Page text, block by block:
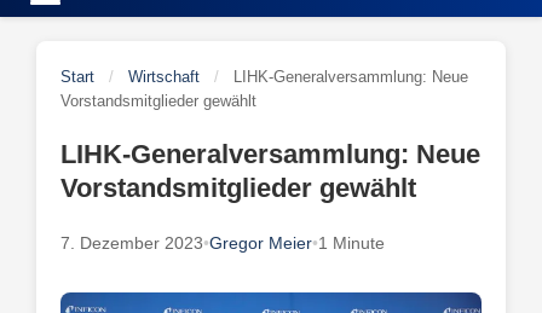
Start / Wirtschaft /
LIHK-Generalversammlung: Neue
Vorstandsmitglieder gewählt
LIHK-Generalversammlung: Neue
Vorstandsmitglieder gewählt
7. Dezember 2023•Gregor Meier•1 Minute